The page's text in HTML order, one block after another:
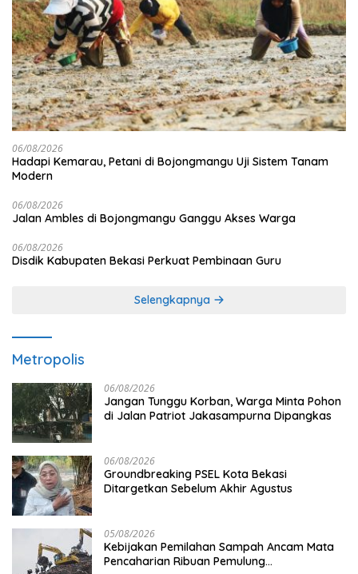
06/08/2026
Hadapi Kemarau, Petani di Bojongmangu Uji Sistem Tanam
Modern
06/08/2026
Jalan Ambles di Bojongmangu Ganggu Akses Warga
06/08/2026
Disdik Kabupaten Bekasi Perkuat Pembinaan Guru
Selengkapnya
Metropolis
06/08/2026
Jangan Tunggu Korban, Warga Minta Pohon
di Jalan Patriot Jakasampurna Dipangkas
06/08/2026
Groundbreaking PSEL Kota Bekasi
Ditargetkan Sebelum Akhir Agustus
05/08/2026
Kebijakan Pemilahan Sampah Ancam Mata
Pencaharian Ribuan Pemulung